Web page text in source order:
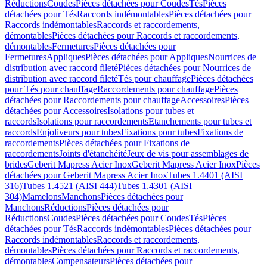
RéductionsCoudesPièces détachées pour CoudesTésPièces
détachées pour TésRaccords indémontablesPièces détachées pour
Raccords indémontablesRaccords et raccordements,
démontablesPièces détachées pour Raccords et raccordements,
démontablesFermeturesPièces détachées pour
FermeturesAppliquesPièces détachées pour AppliquesNourrices de
distribution avec raccord filetéPièces détachées pour Nourrices de
distribution avec raccord filetéTés pour chauffagePièces détachées
pour Tés pour chauffageRaccordements pour chauffagePièces
détachées pour Raccordements pour chauffageAccessoiresPièces
détachées pour AccessoiresIsolations pour tubes et
raccordsIsolations pour raccordementsEtanchements pour tubes et
raccordsEnjoliveurs pour tubesFixations pour tubesFixations de
raccordementsPièces détachées pour Fixations de
raccordementsJoints d'étanchéitéJeux de vis pour assemblages de
bridesGeberit Mapress Acier InoxGeberit Mapress Acier InoxPièces
détachées pour Geberit Mapress Acier InoxTubes 1.4401 (AISI
316)Tubes 1.4521 (AISI 444)Tubes 1.4301 (AISI
304)MamelonsManchonsPièces détachées pour
ManchonsRéductionsPièces détachées pour
RéductionsCoudesPièces détachées pour CoudesTésPièces
détachées pour TésRaccords indémontablesPièces détachées pour
Raccords indémontablesRaccords et raccordements,
démontablesPièces détachées pour Raccords et raccordements,
démontablesCompensateursPièces détachées pour